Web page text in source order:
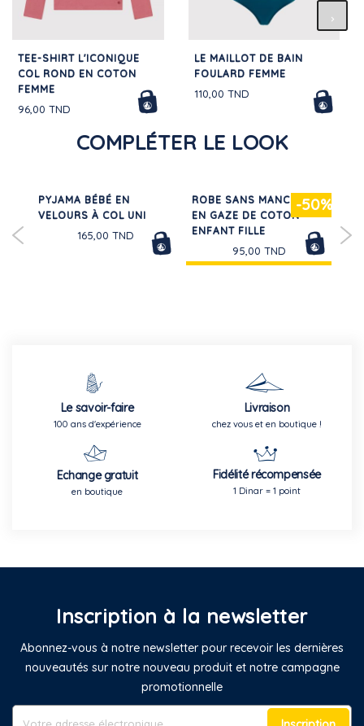
TEE-SHIRT L'ICONIQUE
COL ROND EN COTON
FEMME
96,00 TND
LE MAILLOT DE BAIN
FOULARD FEMME
110,00 TND
COMPLÉTER LE LOOK
PYJAMA BÉBÉ EN
VELOURS À COL UNI
165,00 TND
-50%
ROBE SANS MANCHES
EN GAZE DE COTON
ENFANT FILLE
95,00 TND
Le savoir-faire
100 ans d'expérience
Livraison
chez vous et en boutique !
Echange gratuit
en boutique
Fidélité récompensée
1 Dinar = 1 point
Inscription à la newsletter
Abonnez-vous à notre newsletter pour recevoir les dernières
nouveautés sur notre nouveau produit et notre campagne
promotionnelle